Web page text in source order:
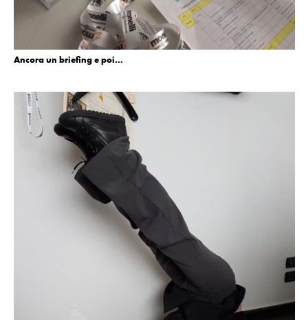
Ancora un briefing e poi…